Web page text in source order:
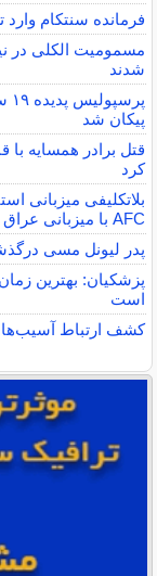
فرمانده سنتکام وارد
شدند
پیکان شد
قتل برادر همسایه
کرد
بلاتکلیفی میزبانی
AFC با میزبانی عراق مخالفت کرد
پدر لیونل مسی
پزشکیان: بهترین
است
کشف ارتباط